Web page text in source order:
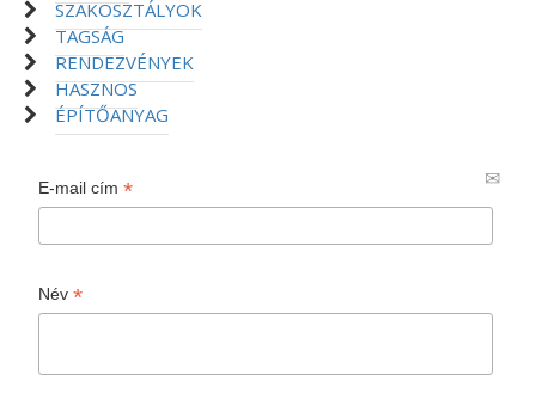
SZAKOSZTÁLYOK
TAGSÁG
RENDEZVÉNYEK
HASZNOS
ÉPÍTŐANYAG
E-mail cím*
Név*